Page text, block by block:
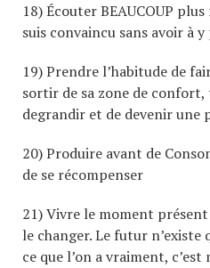
18) Écouter BEAUCOUP
suis convaincu sans avoir à
19) Prendre l’habitude de
sortir de sa zone de
degrandir et de devenir une
20) Produire avant de
de se récompenser
21) Vivre le moment
le changer. Le futur
ce que l’on a vraiment,